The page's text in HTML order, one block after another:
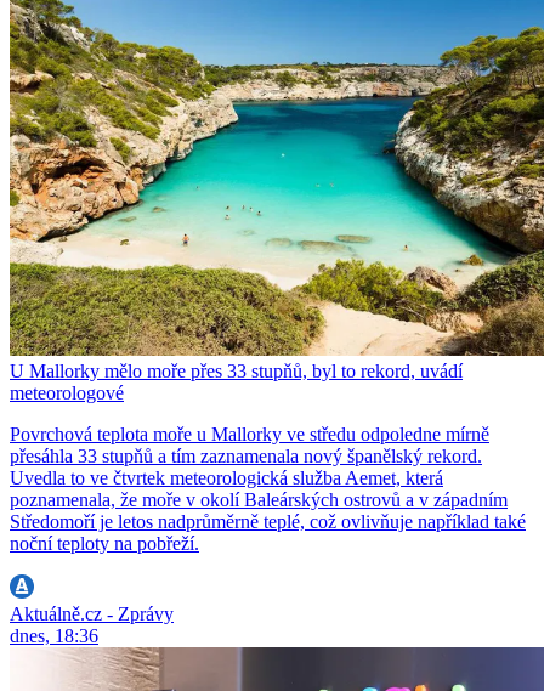
U Mallorky mělo moře přes 33 stupňů, byl to rekord, uvádí
meteorologové
Povrchová teplota moře u Mallorky ve středu odpoledne mírně
přesáhla 33 stupňů a tím zaznamenala nový španělský rekord.
Uvedla to ve čtvrtek meteorologická služba Aemet, která
poznamenala, že moře v okolí Baleárských ostrovů a v západním
Středomoří je letos nadprůměrně teplé, což ovlivňuje například také
noční teploty na pobřeží.
Aktuálně.cz - Zprávy
dnes, 18:36